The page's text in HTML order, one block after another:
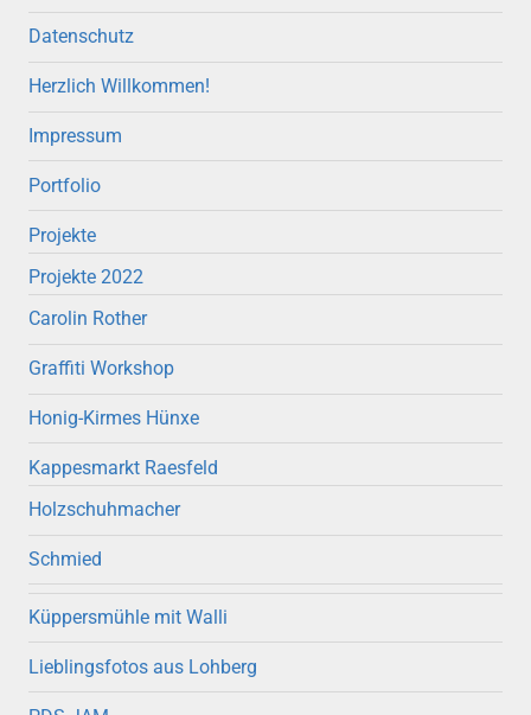
Datenschutz
Herzlich Willkommen!
Impressum
Portfolio
Projekte
Projekte 2022
Carolin Rother
Graffiti Workshop
Honig-Kirmes Hünxe
Kappesmarkt Raesfeld
Holzschuhmacher
Schmied
Küppersmühle mit Walli
Lieblingsfotos aus Lohberg